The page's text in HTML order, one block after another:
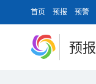
首页 预报 预警
预报